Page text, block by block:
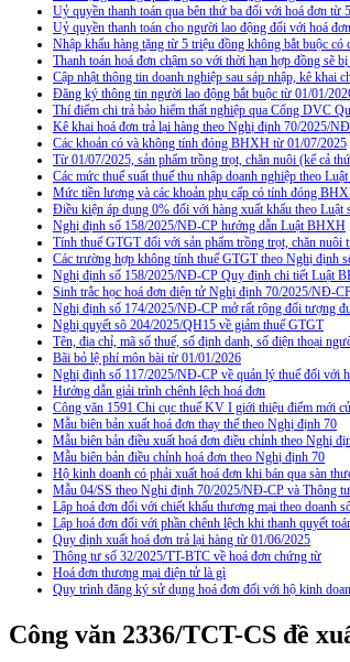
Uỷ quyền thanh toán qua bên thứ ba đối với hoá đơn từ
Uỷ quyền thanh toán cho người lao động đối với hoá
Nhập khẩu hàng tặng từ 5 triệu đồng không bắt buộc có
Thanh toán hoá đơn chậm so với thời hạn hợp đồng sẽ
Cập nhật thông tin doanh nghiệp sau sáp nhập, kê khai
Đăng ký thông tin người lao động bắt buộc từ 01/01/
Thí điểm chi trả bảo hiểm thất nghiệp qua Cổng DVC
Kê khai hoá đơn trả lại hàng theo Nghị định 70/2025/
Các khoản có và không tính đóng BHXH từ 01/07/2025
Từ 01/07/2025, sản phẩm trồng trọt, chăn nuôi (kể cả
Các mức thuế suất thuế thu nhập doanh nghiệp theo
Mức tiền lương và các khoản phụ cấp có tính đóng
Điều kiện áp dụng 0% đối với hàng xuất khẩu theo Luật
Nghị định số 158/2025/NĐ-CP hướng dẫn Luật BHXH
Tính thuế GTGT đối với sản phẩm trồng trọt, chăn nuôi
Các trường hợp không tính thuế GTGT theo Nghị định
Nghị định số 158/2025/NĐ-CP Quy định chi tiết Luật
Sinh trắc học hoá đơn điện tử Nghị định 70/2025/NĐ-
Nghị định số 174/2025/NĐ-CP mở rất rộng đối tượng
Nghị quyết sô 204/2025/QH15 về giảm thuế GTGT
Tên, địa chỉ, mã số thuế, số định danh, số điện thoại
Bãi bỏ lệ phí môn bài từ 01/01/2026
Nghị định số 117/2025/NĐ-CP về quản lý thuế đối với
Hướng dẫn giải trình chênh lệch hoá đơn
Công văn 1591 Chi cục thuế KV I giới thiệu điểm mới
Mẫu biên bản xuất hoá đơn thay thế theo Nghị định 70
Mẫu biên bản điều xuất hoá đơn điều chỉnh theo Nghị
Mẫu biên bản điều chỉnh hoá đơn theo Nghị định 70
Hộ kinh doanh có phải xuất hoá đơn khi bán qua sàn
Mẫu 04/SS theo Nghi định 70/2025/NĐ-CP và Thông
Lập hoá đơn đối với chiết khấu thương mại theo doanh
Lập hoá đơn đối với phần chênh lệch khi thanh quyết
Quy định xuất hoá đơn trả lại hàng từ 01/06/2025
Thông tư số 32/2025/TT-BTC về hoá đơn chứng từ
Hoá đơn thương mại điện tử là gì
Quy trình đăng ký sử dụng hoá đơn đối với hộ kinh
Công văn 2336/TCT-CS đề